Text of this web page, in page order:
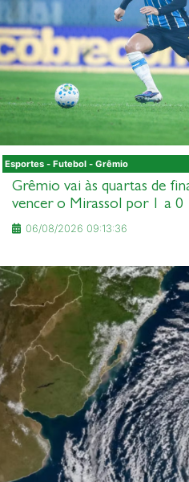
Esportes - Futebol - Grêmio
Grêmio vai às quartas de
vencer o Mirassol por 1 a 0
06/08/2026 09:13:36